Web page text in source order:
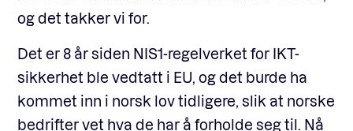
og det takker vi for.
Det er 8 år siden NIS1-regelverket for IKT-
sikkerhet ble vedtatt i EU, og det burde ha
kommet inn i norsk lov tidligere, slik at norske
bedrifter vet hva de har å forholde seg til. Nå